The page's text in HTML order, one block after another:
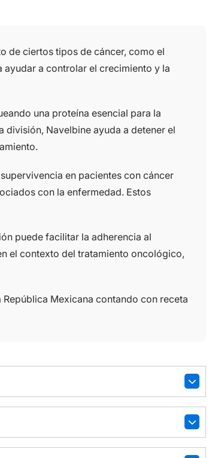
de ciertos tipos de cáncer, como el
a controlar el crecimiento y la
una proteína esencial para la
Navelbine ayuda a detener el
en pacientes con cáncer
con la enfermedad. Estos
puede facilitar la adherencia al
el contexto del tratamiento oncológico,
Mexicana contando con receta